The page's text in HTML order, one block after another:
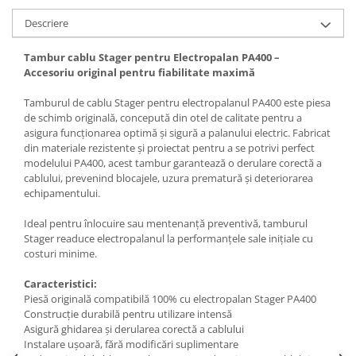
Motocultoare
Motocositoare
Accesorii utilaje agricole
Pachete motocultoare
Minitractoare
Vehicule utilitare
Curte si gradina
Masini de tuns gazon
Aparate de spalat cu presiune
Freze de zapada
Despicatoare busteni
Ingrijire gazon
Descriere
Tambur cablu Stager pentru Electropalan PA400 –
Accesoriu original pentru fiabilitate maximă
Tamburul de cablu Stager pentru electropalanul PA400 este piesa
de schimb originală, concepută din otel de calitate pentru a
asigura funcționarea optimă și sigură a palanului electric. Fabricat
din materiale rezistente și proiectat pentru a se potrivi perfect
modelului PA400, acest tambur garantează o derulare corectă a
cablului, prevenind blocajele, uzura prematură și deteriorarea
echipamentului.
Ideal pentru înlocuire sau mentenanță preventivă, tamburul
Stager readuce electropalanul la performanțele sale inițiale cu
costuri minime.
Caracteristici:
Piesă originală compatibilă 100% cu electropalan Stager PA400
Construcție durabilă pentru utilizare intensă
Asigură ghidarea și derularea corectă a cablului
Instalare ușoară, fără modificări suplimentare